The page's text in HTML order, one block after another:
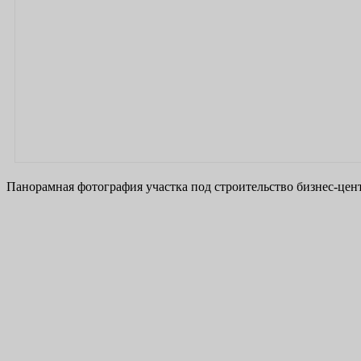
Панорамная фотография участка под строительство бизнес-